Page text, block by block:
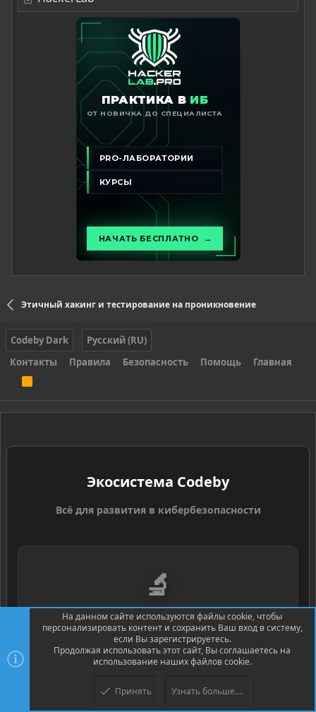
Этичный хакинг и тестирование на проникновение
Codeby Dark
Русский (RU)
Контакты
Правила Безопасность Помощь Главная
S
Экосистема Codeby
Всё для развития в кибербезопасности
🔬
HackerLab
Практические задачи и CTF-платформа для
На данном сайте используются файлы cookie, чтобы
персонализировать контент и сохранить Ваш вход в систему,
если Вы зарегистрируетесь.
Продолжая использовать этот сайт, Вы соглашаетесь на
использование наших файлов cookie.
Принять Узнать больше....